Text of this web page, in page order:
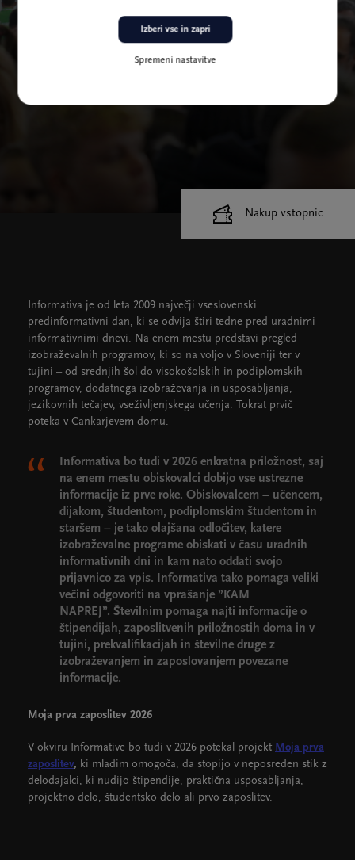
Informativa je od leta 2009 največji vseslovenski
predinformativni dan, ki se odvija štiri tedne pred uradnimi
informativnimi dnevi. Na enem mestu predstavi pregled
izobraževalnih programov, ki so na voljo v Sloveniji ter v
tujini – od srednjih šol do visokošolskih in podiplomskih
programov, dodatnega izobraževanja in usposabljanja,
jezikovnih tečajev, vseživljenjskega učenja. Tokrat prvič
poteka v Cankarjevem domu.
Informativa bo tudi v 2026 enkratna priložnost, saj
na enem mestu obiskovalci dobijo vse ustrezne
informacije iz prve roke. Obiskovalcem − učencem,
dijakom, študentom, podiplomskim študentom in
staršem − je tako olajšana odločitev, katere
izobraževalne programe obiskati v času uradnih
informativnih dni in kam nato oddati svojo
prijavnico za vpis. Informativa tako pomaga veliki
večini odgovoriti na vprašanje ”KAM
NAPREJ”. Številnim pomaga najti informacije o
štipendijah, zaposlitvenih priložnostih doma in v
tujini, prekvalifikacijah in številne druge z
izobraževanjem in zaposlovanjem povezane
informacije.
Moja prva zaposlitev 2026
V okviru Informative bo tudi v 2026 potekal projekt Moja prva
zaposlitev, ki mladim omogoča, da stopijo v neposreden stik z
delodajalci, ki nudijo štipendije, praktična usposabljanja,
projektno delo, študentsko delo ali prvo zaposlitev.
Nakup vstopnic
Spremeni nastavitve
Izberi vse in zapri